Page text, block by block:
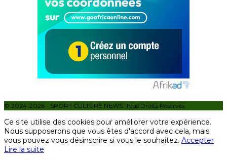
© 2024-2026 - SPORT CULTURE NEWS. Tous Droits Réservés.
Ce site utilise des cookies pour améliorer votre expérience.
Nous supposerons que vous êtes d'accord avec cela, mais
vous pouvez vous désinscrire si vous le souhaitez. Accepter
Lire la suite